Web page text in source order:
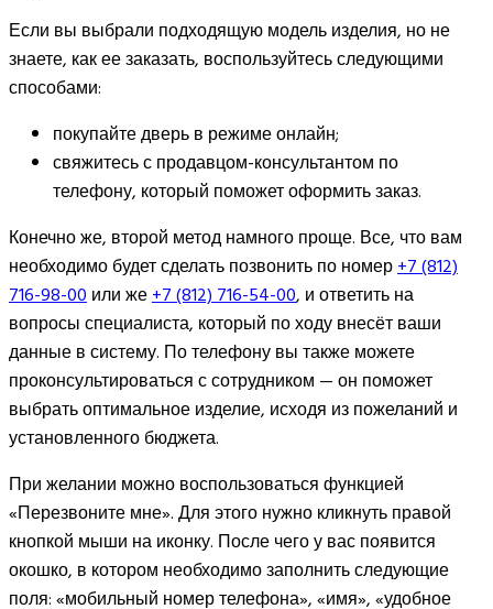
Если вы выбрали подходящую модель изделия, но не
знаете, как ее заказать, воспользуйтесь следующими
способами:
покупайте дверь в режиме онлайн;
свяжитесь с продавцом-консультантом по
телефону, который поможет оформить заказ.
Конечно же, второй метод намного проще. Все, что вам
необходимо будет сделать позвонить по номер+7 (812)
716-98-00или же+7 (812) 716-54-00, и ответить на
вопросы специалиста, который по ходу внесёт ваши
данные в систему. По телефону вы также можете
проконсультироваться с сотрудником — он поможет
выбрать оптимальное изделие, исходя из пожеланий и
установленного бюджета.
При желании можно воспользоваться функцией
«Перезвоните мне». Для этого нужно кликнуть правой
кнопкой мыши на иконку. После чего у вас появится
окошко, в котором необходимо заполнить следующие
поля: «мобильный номер телефона», «имя», «удобное